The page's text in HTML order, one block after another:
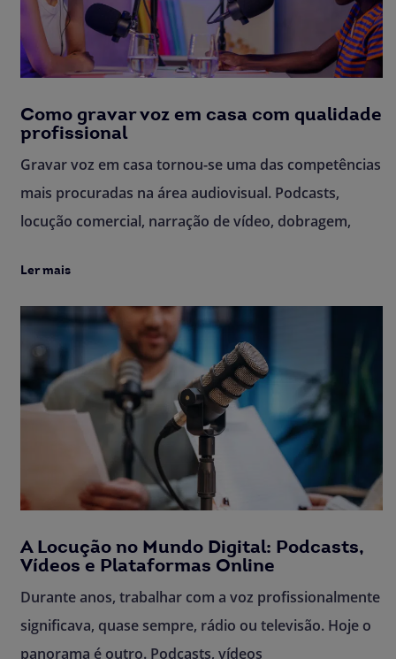
Como gravar voz em casa com qualidade
profissional
Gravar voz em casa tornou-se uma das competências
mais procuradas na área audiovisual. Podcasts,
locução comercial, narração de vídeo, dobragem,
Ler mais
A Locução no Mundo Digital: Podcasts,
Vídeos e Plataformas Online
Durante anos, trabalhar com a voz profissionalmente
significava, quase sempre, rádio ou televisão. Hoje o
panorama é outro. Podcasts, vídeos